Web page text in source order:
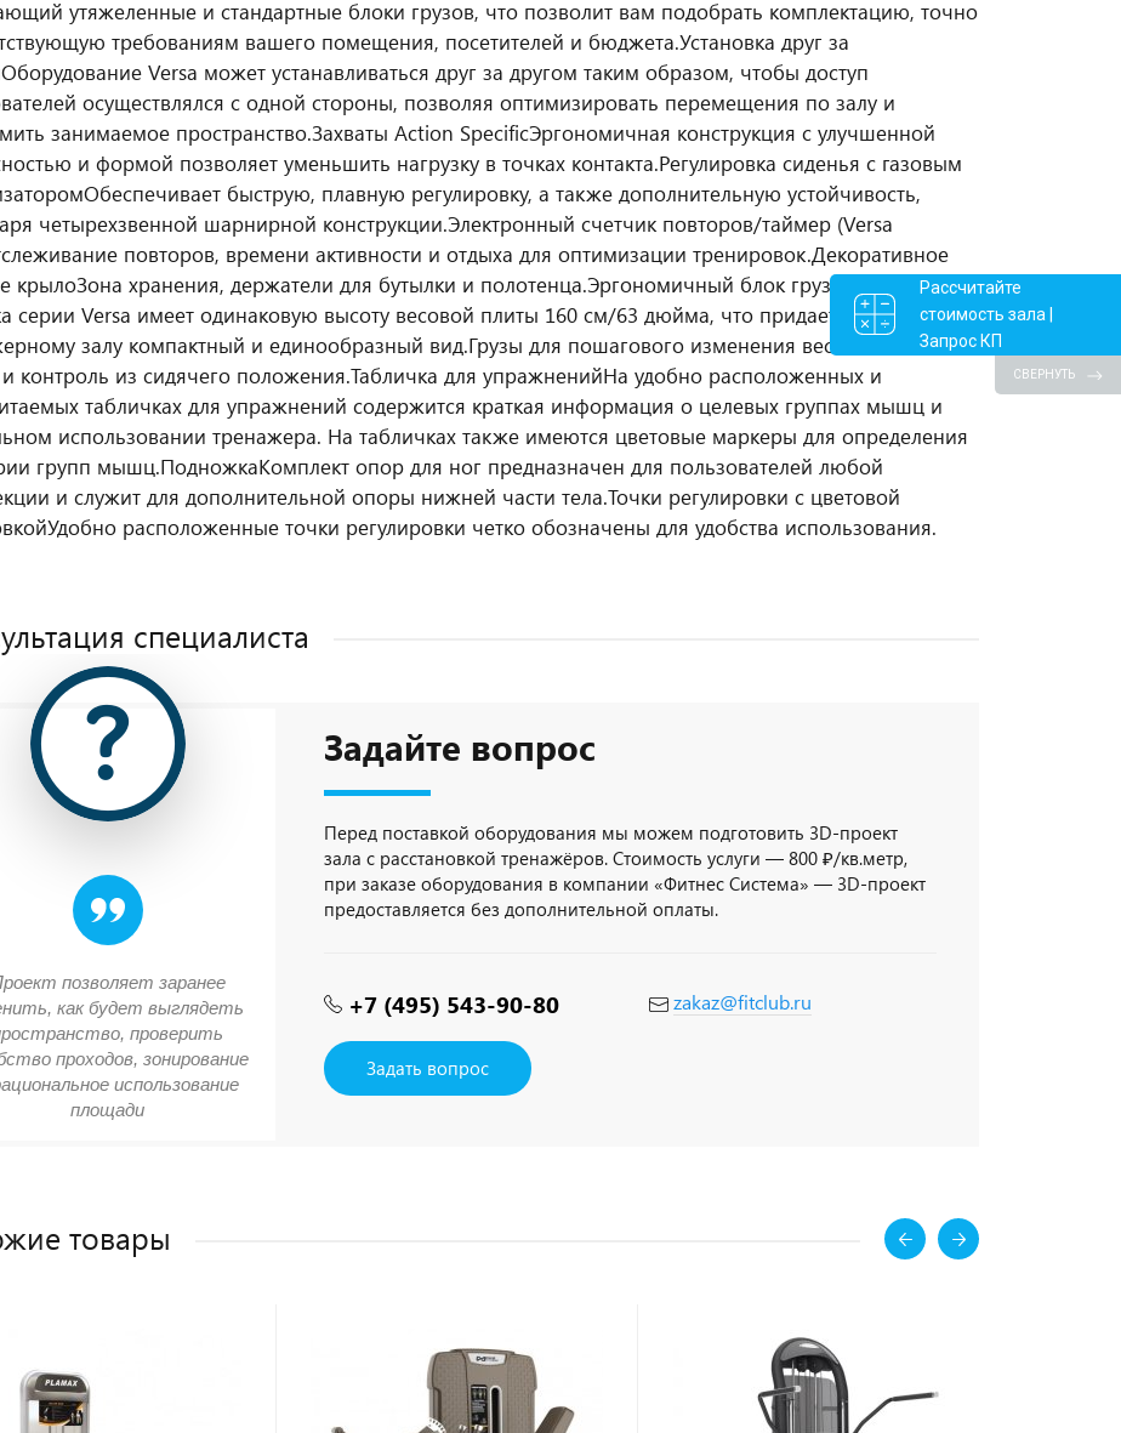
утяжеленные и стандартные блоки грузов, что позволит вам подобрать комплектацию, точно
требованиям вашего помещения, посетителей и бюджета.Установка друг за
Оборудование Versa может устанавливаться друг за другом таким образом, чтобы доступ
осуществлялся с одной стороны, позволяя оптимизировать перемещения по залу и
занимаемое пространство.Захваты Action SpecificЭргономичная конструкция с улучшенной
и формой позволяет уменьшить нагрузку в точках контакта.Регулировка сиденья с газовым
Обеспечивает быструю, плавную регулировку, а также дополнительную устойчивость,
четырехзвенной шарнирной конструкции.Электронный счетчик повторов/таймер (Versa
повторов, времени активности и отдыха для оптимизации тренировок.Декоративное
крылоЗона хранения, держатели для бутылки и полотенца.Эргономичный блок грузов
Вся силовая
серии Versa имеет одинаковую высоту весовой плиты 160 см/63 дюйма, что придает вашему
залу компактный и единообразный вид.Грузы для пошагового изменения веса
и контроль из сидячего положения.Табличка для упражненийНа удобно расположенных и
табличках для упражнений содержится краткая информация о целевых группах мышц и
использовании тренажера. На табличках также имеются цветовые маркеры для определения
групп мышц.ПодножкаКомплект опор для ног предназначен для пользователей любой
и служит для дополнительной опоры нижней части тела.Точки регулировки с цветовой
Удобно расположенные точки регулировки четко обозначены для удобства использования.
специалиста
Задайте вопрос
Перед поставкой оборудования мы можем подготовить 3D-проект
зала с расстановкой тренажёров. Стоимость услуги — 800 ₽/кв.метр,
при заказе оборудования в компании «Фитнес Система» — 3D-проект
предоставляется без дополнительной оплаты.
+7 (495) 543-90-80 zakaz@fitclub.ru
Задать вопрос
позволяет заранее
как будет выглядеть
проверить
проходов, зонирование
использование
площади
товары
Рассчитайте
стоимость зала |
Запрос КП
СВЕРНУТЬ